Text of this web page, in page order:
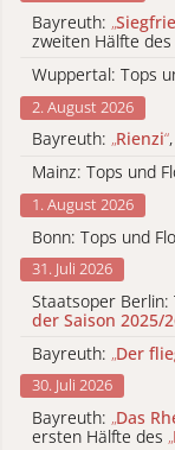
Bayreuth: „
zweiten Hälfte des
Wuppertal: Tops
2. August 2026
Bayreuth: „Rienzi“
Mainz: Tops und
1. August 2026
Bonn: Tops und
31. Juli 2026
Staatsoper Berlin:
der Saison 2025/
Bayreuth: „Der
30. Juli 2026
Bayreuth: „Das
ersten Hälfte des „